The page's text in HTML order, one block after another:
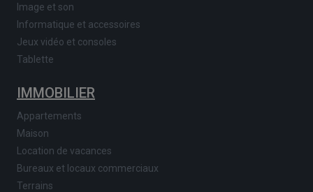
Image et son
Informatique et accessoires
Jeux vidéo et consoles
Tablette
IMMOBILIER
Appartements
Maison
Location de vacances
Bureaux et locaux commerciaux
Terrains